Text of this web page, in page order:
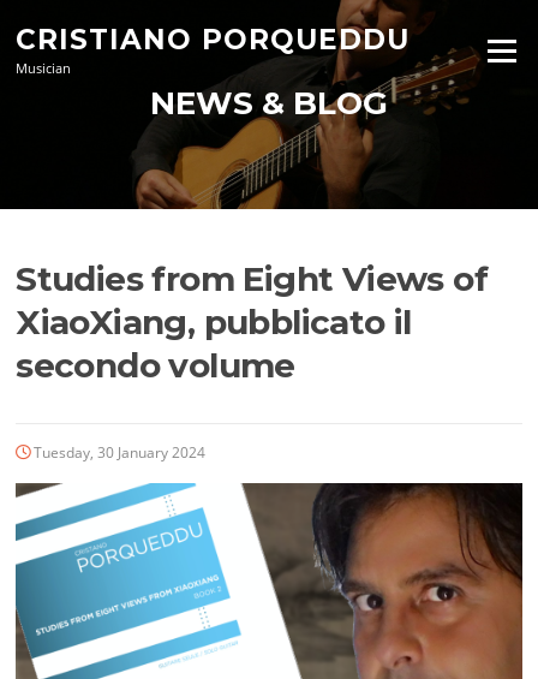
content
CRISTIANO PORQUEDDU
Musician
Menu
NEWS & BLOG
Studies from Eight Views of
XiaoXiang, pubblicato il
secondo volume
Tuesday, 30 January 2024